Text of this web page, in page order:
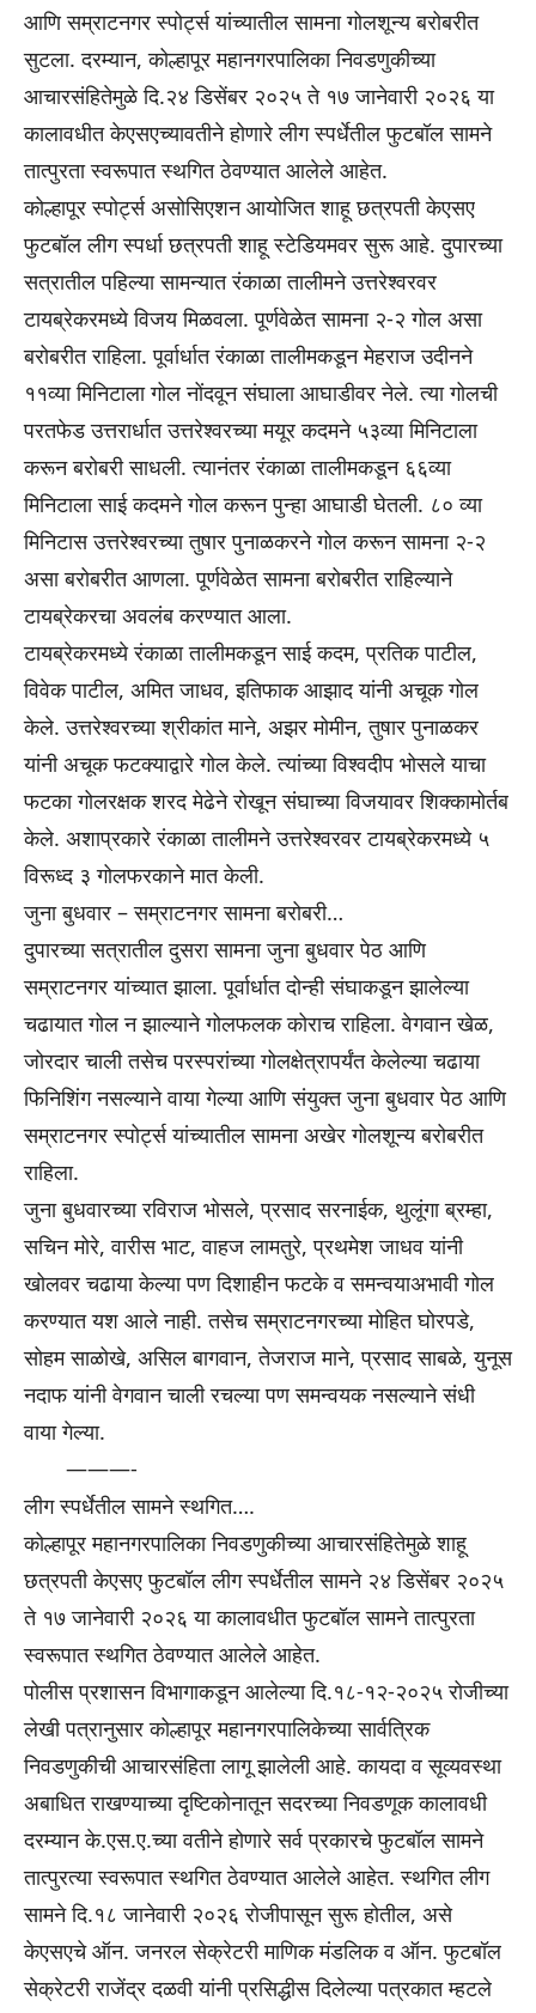
आणि सम्राटनगर स्पोर्ट्स यांच्यातील सामना गोलशून्य बरोबरीत
सुटला. दरम्यान, कोल्हापूर महानगरपालिका निवडणुकीच्या
आचारसंहितेमुळे दि.२४ डिसेंबर २०२५ ते १७ जानेवारी २०२६ या
कालावधीत केएसएच्यावतीने होणारे लीग स्पर्धेतील फुटबॉल सामने
तात्पुरता स्वरूपात स्थगित ठेवण्यात आलेले आहेत.
कोल्हापूर स्पोर्ट्स असोसिएशन आयोजित शाहू छत्रपती केएसए
फुटबॉल लीग स्पर्धा छत्रपती शाहू स्टेडियमवर सुरू आहे. दुपारच्या
सत्रातील पहिल्या सामन्यात रंकाळा तालीमने उत्तरेश्वरवर
टायब्रेकरमध्ये विजय मिळवला. पूर्णवेळेत सामना २-२ गोल असा
ब‌रोबरीत राहिला. पूर्वार्धात रंकाळा तालीमकडून मेहराज उदीनने
११व्या मिनिटाला गोल नोंदवून संघाला आघाडीवर नेले. त्या गोलची
परतफेड उत्तरार्धात उत्तरेश्वरच्या मयूर कदमने ५३व्या मिनिटाला
करून बरोबरी साधली. त्यानंतर रंकाळा तालीमकडून ६६व्या
मिनिटाला साई कदमने गोल करून पुन्हा आघाडी घेतली. ८० व्या
मिनिटास उत्तरेश्वरच्या तुषार पुनाळकरने गोल करून सामना २-२
असा बरोबरीत आणला. पूर्णवेळेत सामना बरोबरीत राहिल्याने
टायब्रेकरचा अवलंब करण्यात आला.
टायब्रेकरमध्ये रंकाळा तालीमकडून साई कदम, प्रतिक पाटील,
विवेक पाटील, अमित जाधव, इतिफाक आझाद यांनी अचूक गोल
केले. उत्तरेश्वरच्या श्रीकांत माने, अझर मोमीन, तुषार पुनाळकर
यांनी अचूक फटक्याद्वारे गोल केले. त्यांच्या विश्वदीप भोसले याचा
फटका गोलरक्षक शरद मेढेने रोखून संघाच्या विजयावर शिक्कामोर्तब
केले. अशाप्रकारे रंकाळा तालीमने उत्तरेश्वरवर टायब्रेकरमध्ये ५
विरूध्द ३ गोलफरकाने मात केली.
जुना बुधवार – सम्राटनगर सामना बरोबरी…
दुपारच्या सत्रातील दुसरा सामना जुना बुधवार पेठ आणि
सम्राटनगर यांच्यात झाला. पूर्वार्धात दोन्ही संघाकडून झालेल्या
चढायात गोल न झाल्याने गोलफलक कोराच राहिला. वेगवान खेळ,
जोरदार चाली तसेच परस्परांच्या गोलक्षेत्रापर्यंत केलेल्या चढाया
फिनिशिंग नसल्याने वाया गेल्या आणि संयुक्त जुना बुधवार पेठ आणि
सम्राटनगर स्पोर्ट्स यांच्यातील सामना अखेर गोलशून्य बरोबरीत
राहिला.
जुना बुधवारच्या रविराज भोसले, प्रसाद सरनाईक, थुलूंगा ब्रम्हा,
सचिन मोरे, वारीस भाट, वाहज लामतुरे, प्रथमेश जाधव यांनी
खोलवर चढाया केल्या पण दिशाहीन फटके व समन्वयाअभावी गोल
करण्यात यश आले नाही. तसेच सम्राटनगरच्या मोहित घोरपडे,
सोहम साळोखे, असिल बागवान, तेजराज माने, प्रसाद साबळे, युनूस
नदाफ यांनी वेगवान चाली रचल्या पण समन्वयक नसल्याने संधी
वाया गेल्या.
———-
लीग स्पर्धेतील सामने स्थगित….
कोल्हापूर महानगरपालिका निवडणुकीच्या आचारसंहितेमुळे शाहू
छत्रपती केएसए फुटबॉल लीग स्पर्धेतील सामने २४ डिसेंबर २०२५
ते १७ जानेवारी २०२६ या कालावधीत फुटबॉल सामने तात्पुरता
स्वरूपात स्थगित ठेवण्यात आलेले आहेत.
पोलीस प्रशासन विभागाकडून आलेल्या दि.१८-१२-२०२५ रोजीच्या
लेखी पत्रानुसार कोल्हापूर महानगरपालिकेच्या सार्वत्रिक
निवडणुकीची आचारसंहिता लागू झालेली आहे. कायदा व सूव्यवस्था
अबाधित राखण्याच्या दृष्टिकोनातून सदरच्या निवडणूक कालावधी
दरम्यान के.एस.ए.च्या वतीने होणारे सर्व प्रकारचे फुटबॉल सामने
तात्पुरत्या स्वरूपात स्थगित ठेवण्यात आलेले आहेत. स्थगित लीग
सामने दि.१८ जानेवारी २०२६ रोजीपासून सुरू होतील, असे
केएसएचे ऑन. जनरल सेक्रेटरी माणिक मंडलिक व ऑन. फुटबॉल
सेक्रेटरी राजेंद्र दळवी यांनी प्रसिद्धीस दिलेल्या पत्रकात म्हटले